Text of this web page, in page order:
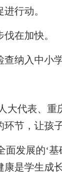
行动。
在加快。
纳入中小学
代表、重
节，让孩
发展的‘基
是学生成